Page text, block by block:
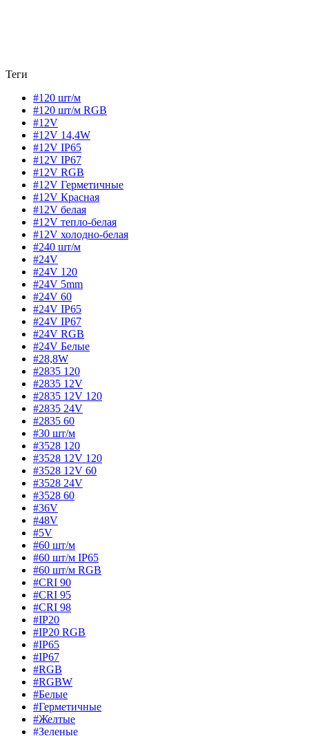
Теги
#120 шт/м
#120 шт/м RGB
#12V
#12V 14,4W
#12V IP65
#12V IP67
#12V RGB
#12V Герметичные
#12V Красная
#12V белая
#12V тепло-белая
#12V холодно-белая
#240 шт/м
#24V
#24V 120
#24V 5mm
#24V 60
#24V IP65
#24V IP67
#24V RGB
#24V Белые
#28,8W
#2835 120
#2835 12V
#2835 12V 120
#2835 24V
#2835 60
#30 шт/м
#3528 120
#3528 12V 120
#3528 12V 60
#3528 24V
#3528 60
#36V
#48V
#5V
#60 шт/м
#60 шт/м IP65
#60 шт/м RGB
#CRI 90
#CRI 95
#CRI 98
#IP20
#IP20 RGB
#IP65
#IP67
#RGB
#RGBW
#Белые
#Герметичные
#Желтые
#Зеленые